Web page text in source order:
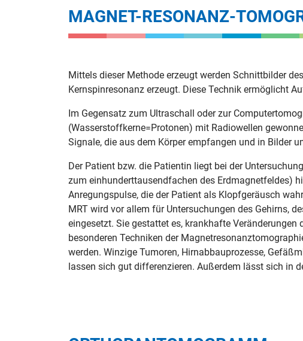
MAGNET-RESONANZ-
Mittels dieser Methode erzeugt werden Schnittbilder
Kernspinresonanz erzeugt. Diese Technik ermöglicht
Im Gegensatz zum Ultraschall oder zur
(Wasserstoffkerne=Protonen) mit Radiowellen
Signale, die aus dem Körper empfangen und in Bilder
Der Patient bzw. die Patientin liegt bei der
zum einhunderttausendfachen des Erdmagnetfeldes)
Anregungspulse, die der Patient als Klopfgeräusch
MRT wird vor allem für Untersuchungen des Gehirns,
eingesetzt. Sie gestattet es, krankhafte
besonderen Techniken der
werden. Winzige Tumoren, Hirnabbauprozesse,
lassen sich gut differenzieren. Außerdem lässt sich in